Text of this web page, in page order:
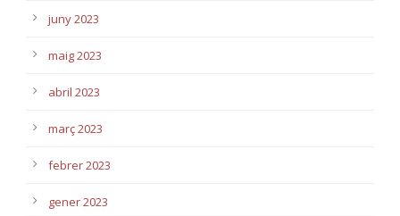
juny 2023
maig 2023
abril 2023
març 2023
febrer 2023
gener 2023